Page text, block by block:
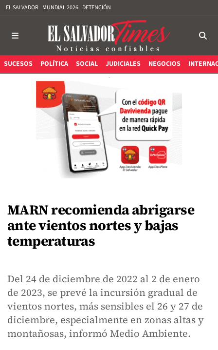
EL SALVADOR MUNDIAL 2026 DETENCIÓN
SUCESOS POLÍTICA SOCIAL JUDICIALES NEGOCIOS
MARN recomienda abrigarse
ante vientos nortes y bajas
temperaturas
Del 24 de diciembre de 2022 al 2 de enero
de 2023, se prevé la incursión gradual de
vientos nortes, más sensibles el 26 y 27 de
diciembre, especialmente en zonas altas y
montañosas, informó Medio Ambiente.